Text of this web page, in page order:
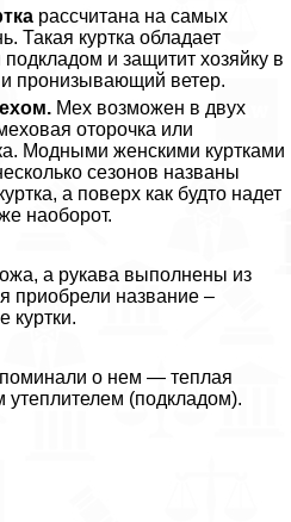
рассчитана на самых
Такая куртка обладает
и защитит хозяйку в
пронизывающий ветер.
Мех возможен в двух
оторочка или
Модными женскими куртками
сезонов названы
а поверх как будто надет
наоборот.
а рукава выполнены из
приобрели название –
куртки.
о нем — теплая
утеплителем (подкладом).